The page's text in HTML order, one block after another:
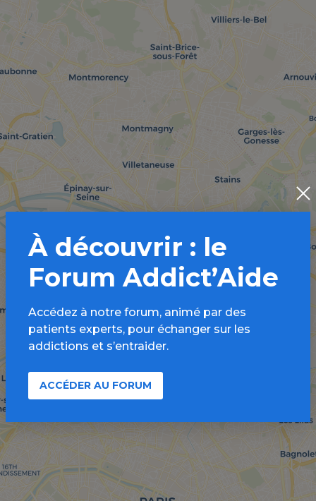
À découvrir : le
Forum Addict’Aide
Accédez à notre forum, animé par des
patients experts, pour échanger sur les
addictions et s’entraider.
ACCÉDER AU FORUM